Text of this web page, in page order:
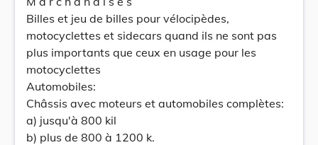
Billes et jeu de billes pour vélocipèdes,
motocyclettes et sidecars quand ils ne sont pas
plus importants que ceux en usage pour les
motocyclettes
Automobiles:
Châssis avec moteurs et automobiles complètes:
a) jusqu'à 800 kil
b) plus de 800 à 1200 k.